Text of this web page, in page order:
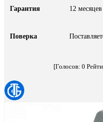
Гарантия 12 месяцев
Поверка
[Голосов: 0